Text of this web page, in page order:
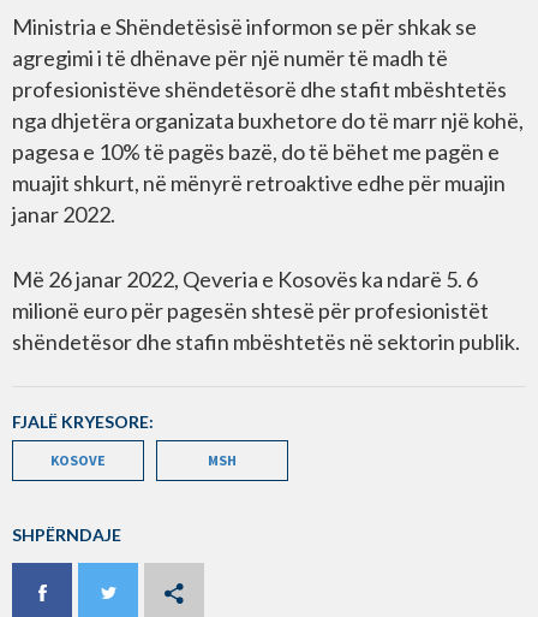
Ministria e Shëndetësisë informon se për shkak se
agregimi i të dhënave për një numër të madh të
profesionistëve shëndetësorë dhe stafit mbështetës
nga dhjetëra organizata buxhetore do të marr një kohë,
pagesa e 10% të pagës bazë, do të bëhet me pagën e
muajit shkurt, në mënyrë retroaktive edhe për muajin
janar 2022.
Më 26 janar 2022, Qeveria e Kosovës ka ndarë 5. 6
milionë euro për pagesën shtesë për profesionistët
shëndetësor dhe stafin mbështetës në sektorin publik.
FJALË KRYESORE:
KOSOVE MSH
SHPËRNDAJE